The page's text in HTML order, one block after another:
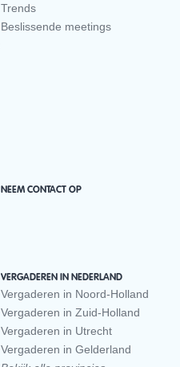
Trends
Beslissende meetings
NEEM CONTACT OP
VERGADEREN IN NEDERLAND
Vergaderen in Noord-Holland
Vergaderen in Zuid-Holland
Vergaderen in Utrecht
Vergaderen in Gelderland